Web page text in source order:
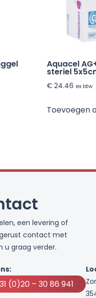
Aquacel
steriel
€ 24.46 ex btw
Toevoegen
een levering of
contact met
u graag verder.
(0)20 – 30 86 941